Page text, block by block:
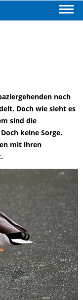
noch
Doch wie sieht es
sind die
keine Sorge.
mit ihren